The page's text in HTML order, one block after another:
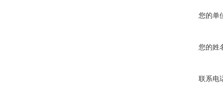
您的单
您的姓
联系电